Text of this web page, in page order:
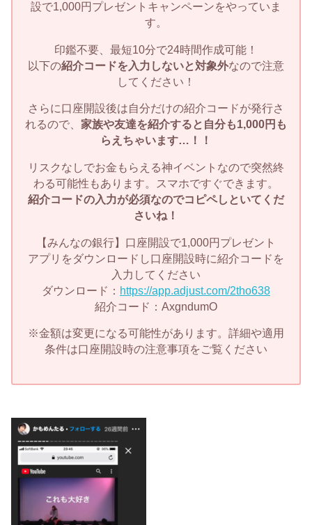
設で1,000円プレゼントキャンペーンをやっていま
す。
印鑑不要、最短10分で24時間作成可能！
以下の紹介コードを入力しないと対象外なので注意
してください！
さらに口座開設後は自分だけの紹介コードが発行さ
れるので、 家族や友達を紹介すると自分も1,000円も
らえちゃいます…！！
リスクなしでお金もらえる神イベントなので突然終
わる可能性もあります。スマホですぐできます。
紹介コードの入力が必須なのでコピペしといてくだ
さいね！
【みんなの銀行】口座開設で1,000円プレゼント
アプリをダウンロードし口座開設時に紹介コードを
入力してください
ダウンロード： https://app.adjust.com/2tho638
紹介コード：AxgndumO
※金額は変更になる可能性があります。詳細や適用
条件は口座開設時の注意事項をご覧ください